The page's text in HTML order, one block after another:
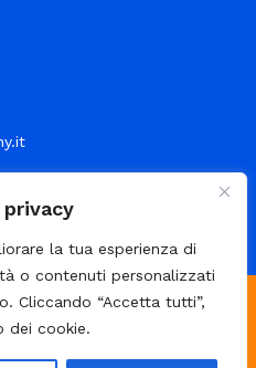
la tua esperienza di
o contenuti personalizzati
Cliccando “Accetta tutti”,
dei cookie.